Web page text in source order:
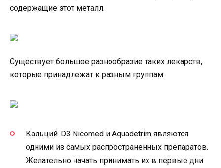
содержащие этот металл.
Существует большое разнообразие таких лекарств,
которые принадлежат к разным группам:
Кальций-D3 Nicomed и Aquadetrim являются
одними из самых распространенных препаратов.
Желательно начать принимать их в первые дни